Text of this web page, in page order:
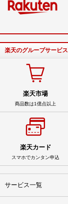
楽天のグループサービス
楽天市場
商品数は1億点以上
楽天カード
スマホでカンタン申込
サービス一覧